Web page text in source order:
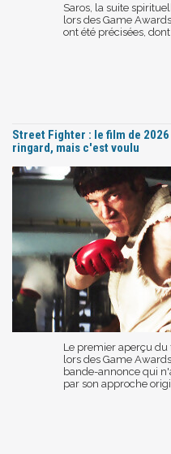
Saros, la suite
lors des Game
ont été précisées,
Street Fighter : le film de
ringard, mais c'est voulu
Le premier aperçu
lors des Game
bande-annonce qui
par son approche